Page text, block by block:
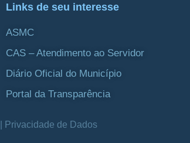
Links de seu interesse
ASMC
CAS – Atendimento ao Servidor
Diário Oficial do Município
Portal da Transparência
| Privacidade de Dados